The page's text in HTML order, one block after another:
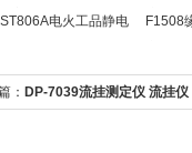
字式兆欧表/缘表
流表
电火工品静电
F1508
： DP-7039流挂测定仪 流挂仪